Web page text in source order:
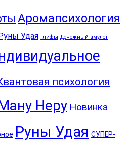
Аромапсихология
Удая Глифы Денежный амулет
психология
Неру Новинка
Руны Удая СУПЕР-